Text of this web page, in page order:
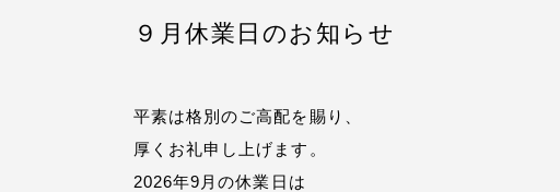
９月休業日のお知らせ
平素は格別のご高配を賜り、
厚くお礼申し上げます。
2026年9月の休業日は